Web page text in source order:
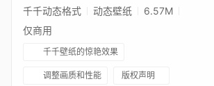
千千动态格式 动态壁纸
6.57M
仅商用
千千壁纸的惊艳效果
调整画质和性能 版权声明